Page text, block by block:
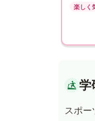
楽しく
学
スポー